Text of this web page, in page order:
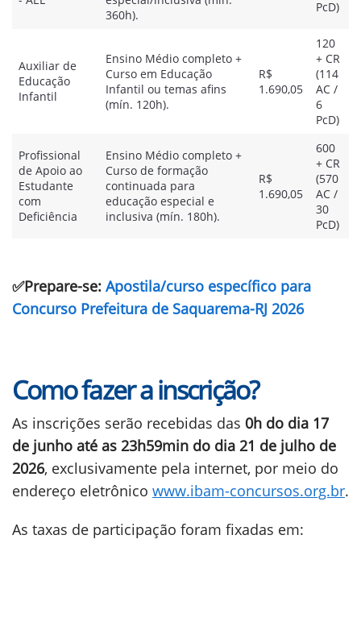
360h).
PcD)
Auxiliar de
Educação
Infantil
Ensino Médio completo +
Curso em Educação
Infantil ou temas afins
(mín. 120h).
R$
1.690,05
120
+ CR
(114
AC /
6
PcD)
Profissional
de Apoio ao
Estudante
com
Deficiência
Ensino Médio completo +
Curso de formação
continuada para
educação especial e
inclusiva (mín. 180h).
R$
1.690,05
600
+ CR
(570
AC /
30
PcD)
✅Prepare-se: Apostila/curso específico para
Concurso Prefeitura de Saquarema-RJ 2026
Como fazer a inscrição?
As inscrições serão recebidas das 0h do dia 17
de junho até as 23h59min do dia 21 de julho de
2026, exclusivamente pela internet, por meio do
endereço eletrônico www.ibam-concursos.org.br.
As taxas de participação foram fixadas em: